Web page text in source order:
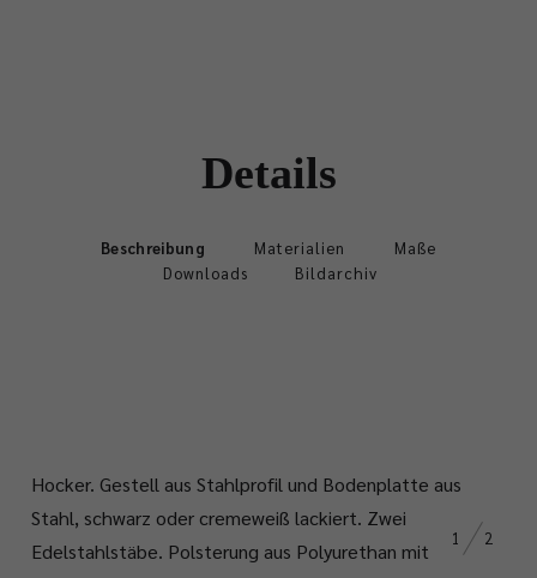
Details
Beschreibung Materialien
Maße
Downloads
Bildarchiv
1 2
Hocker. Gestell aus Stahlprofil und Bodenplatte aus
Stahl, schwarz oder cremeweiß lackiert. Zwei
Edelstahlstäbe. Polsterung aus Polyurethan mit